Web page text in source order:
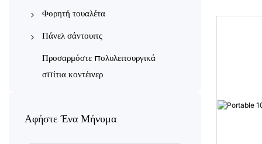
Κατοικίες από κοντέινερ
Δοχείο γκαράζ
Αποθήκη εμπορευματοκιβωτίων
Κατάστημα κοντέινερ
Νοσοκομείο Κοντέινερ
Φορητή τουαλέτα
Φορητές Τουαλέτες από Χάλυβα
Τουαλέτες και Μπάνια σε
Πάνελ σάντουιτς
Μηχανοποίητα πάνελ σάντουιτς
Χειροποίητα πάνελ σάντουιτς
Προσαρμόστε πολυλειτουργικά
σπίτια κοντέινερ
Αφήστε Ένα Μήνυμα
παράλληλα